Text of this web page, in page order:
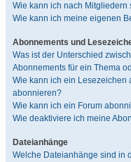
Wie kann ich nach Mitgliedern
Wie kann ich meine eigenen
Abonnements und
Was ist der Unterschied
Abonnements für ein Thema
Wie kann ich ein Lesezeichen
abonnieren?
Wie kann ich ein Forum
Wie deaktiviere ich meine
Dateianhänge
Welche Dateianhänge sind in